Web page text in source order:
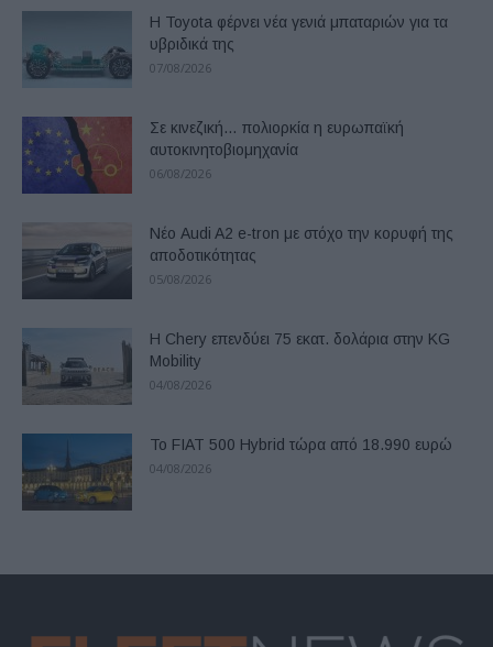
Η Toyota φέρνει νέα γενιά μπαταριών για τα
υβριδικά της
07/08/2026
Σε κινεζική… πολιορκία η ευρωπαϊκή
αυτοκινητοβιομηχανία
06/08/2026
Νέο Audi A2 e-tron με στόχο την κορυφή της
αποδοτικότητας
05/08/2026
Η Chery επενδύει 75 εκατ. δολάρια στην KG
Mobility
04/08/2026
Το FIAT 500 Hybrid τώρα από 18.990 ευρώ
04/08/2026